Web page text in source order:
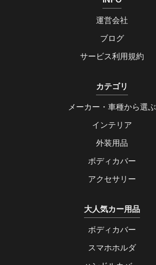
運営会社
ブログ
サービス利用規約
カテゴリ
メーカー・車種から選ぶ
インテリア
外装用品
ボディカバー
アクセサリー
大人気カー用品
ボディカバー
スマホホルダ